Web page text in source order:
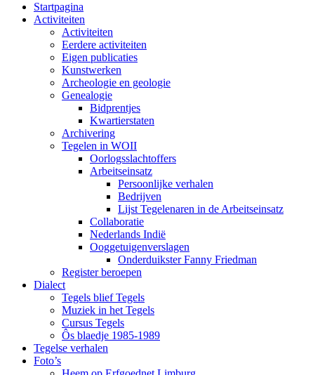
Startpagina
Activiteiten
Activiteiten
Eerdere activiteiten
Eigen publicaties
Kunstwerken
Archeologie en geologie
Genealogie
Bidprentjes
Kwartierstaten
Archivering
Tegelen in WOII
Oorlogsslachtoffers
Arbeitseinsatz
Persoonlijke verhalen
Bedrijven
Lijst Tegelenaren in de Arbeitseinsatz
Collaboratie
Nederlands Indië
Ooggetuigenverslagen
Onderduikster Fanny Friedman
Register beroepen
Dialect
Tegels blief Tegels
Muziek in het Tegels
Cursus Tegels
Ôs blaedje 1985-1989
Tegelse verhalen
Foto’s